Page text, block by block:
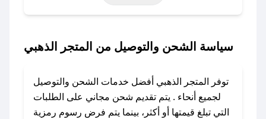
حتى عروض خاصة أخرى.
باستخدام تطبيق صحصح، يمكنك العثور بسهولة على
الكوبون، تواصل معنا عبر تويتر أو البريد الإلكتروني
لإضافته بسرعة.
سياسة الشحن والتوصيل من المتجر الذهبي
توفر المتجر الذهبي أفضل خدمات الشحن والتوصيل
لجميع أنحاء . يتم تقديم شحن مجاني على الطلبات
التي تبلغ قيمتها أو أكثر، بينما يتم فرض رسوم رمزية